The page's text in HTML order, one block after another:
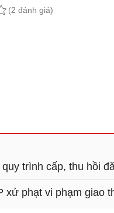
(2 đánh giá)
trình cấp, thu hồi
xử phạt vi phạm giao